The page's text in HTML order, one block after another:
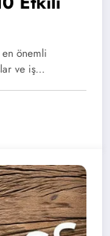
önemli
ve iş…